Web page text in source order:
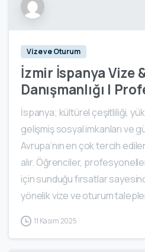
Vize ve Oturum
İzmir İspanya Vize
Danışmanlığı |
İspanya; kültürel çeşitliliği,
gelişmiş sosyal imkanları ve
Avrupa’nın en çok tercih
alır. Öğrenciler,
için sunduğu fırsatlar
yönelik vize ve oturum
11 Kasım 2025